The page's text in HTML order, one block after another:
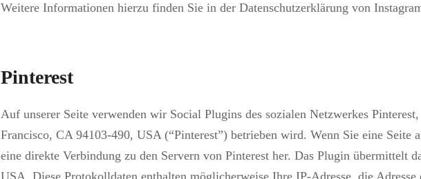
Weitere Informationen hierzu finden Sie in der Datenschutzerklärung von
Pinterest
Auf unserer Seite verwenden wir Social Plugins des sozialen Netzwerkes
Francisco, CA 94103-490, USA (“Pinterest”) betrieben wird. Wenn Sie eine
eine direkte Verbindung zu den Servern von Pinterest her. Das Plugin übermittelt
USA. Diese Protokolldaten enthalten möglicherweise Ihre IP-Adresse, die